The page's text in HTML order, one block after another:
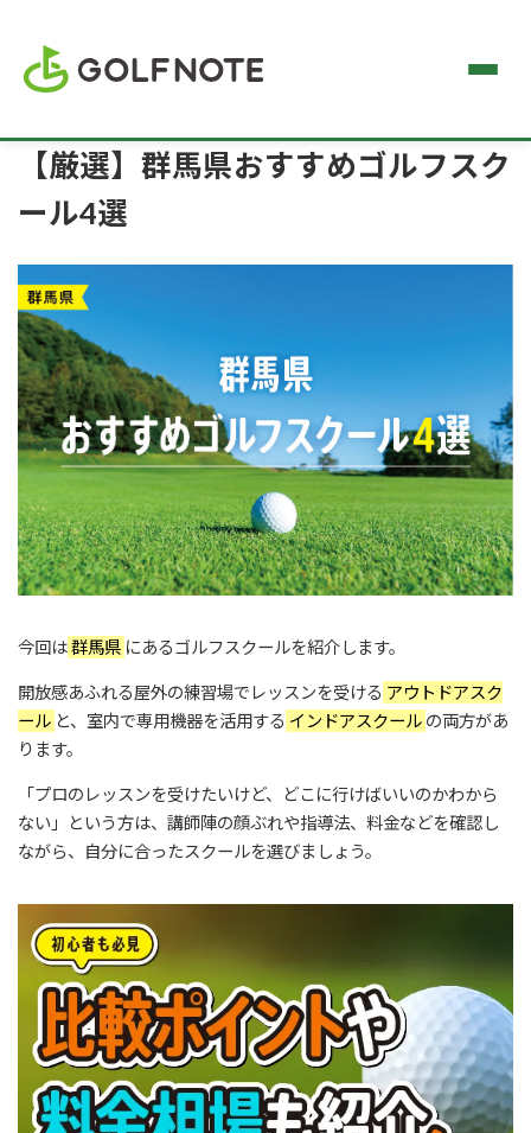
【厳選】群馬県おすすめゴルフスク
ール4選
今回は群馬県 にあるゴルフスクールを紹介します。
開放感あふれる屋外の練習場でレッスンを受ける アウトドアスク
ール と、室内で専用機器を活用する インドアスクール の両方があ
ります。
「プロのレッスンを受けたいけど、どこに行けばいいのかわから
ない」という方は、講師陣の顔ぶれや指導法、料金などを確認し
ながら、自分に合ったスクールを選びましょう。